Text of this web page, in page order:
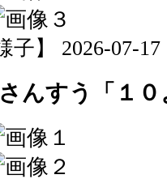
子】 2026-07-
んすう「１